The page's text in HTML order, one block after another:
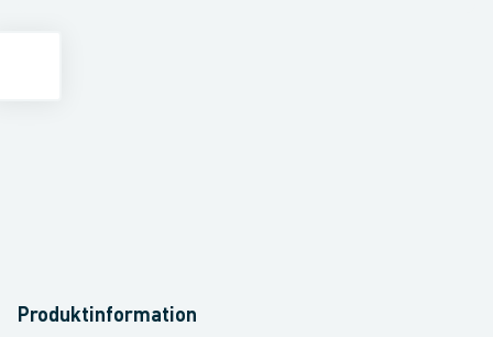
Produktinformation